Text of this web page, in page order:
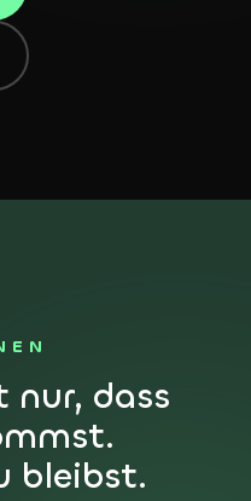
nur, dass
bleibst.